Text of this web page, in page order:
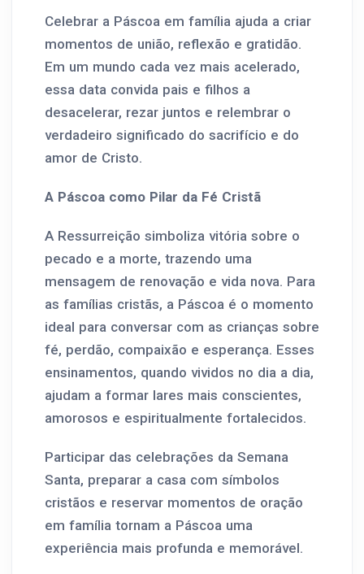
Celebrar a Páscoa em família ajuda a criar
momentos de união, reflexão e gratidão.
Em um mundo cada vez mais acelerado,
essa data convida pais e filhos a
desacelerar, rezar juntos e relembrar o
verdadeiro significado do sacrifício e do
amor de Cristo.
A Páscoa como Pilar da Fé Cristã
A Ressurreição simboliza vitória sobre o
pecado e a morte, trazendo uma
mensagem de renovação e vida nova. Para
as famílias cristãs, a Páscoa é o momento
ideal para conversar com as crianças sobre
fé, perdão, compaixão e esperança. Esses
ensinamentos, quando vividos no dia a dia,
ajudam a formar lares mais conscientes,
amorosos e espiritualmente fortalecidos.
Participar das celebrações da Semana
Santa, preparar a casa com símbolos
cristãos e reservar momentos de oração
em família tornam a Páscoa uma
experiência mais profunda e memorável.